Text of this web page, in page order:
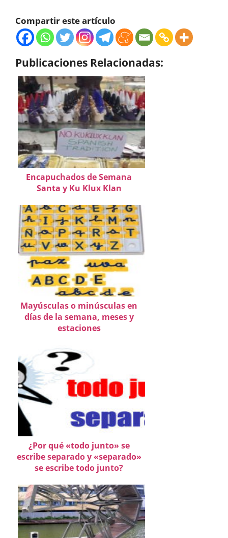
Compartir este artículo
Publicaciones Relacionadas:
Encapuchados de Semana
Santa y Ku Klux Klan
Mayúsculas o minúsculas en
días de la semana, meses y
estaciones
¿Por qué «todo junto» se
escribe separado y «separado»
se escribe todo junto?